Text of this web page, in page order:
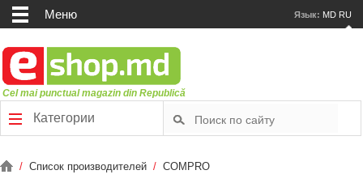
Меню Язык: MD RU
Cel mai punctual magazin din Republică
Категории
/ Список производителей / COMPRO